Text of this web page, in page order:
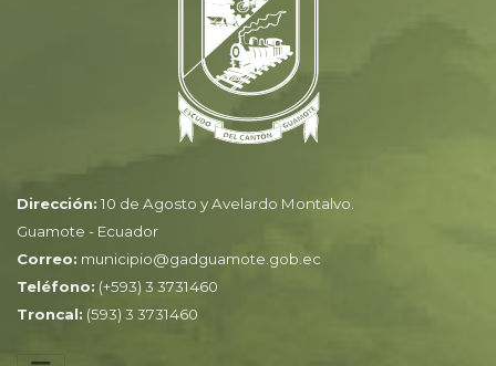
Dirección: 10 de Agosto y Avelardo Montalvo.
Guamote - Ecuador
Correo: municipio@gadguamote.gob.ec
Teléfono: (+593) 3 3731460
Troncal: (593) 3 3731460